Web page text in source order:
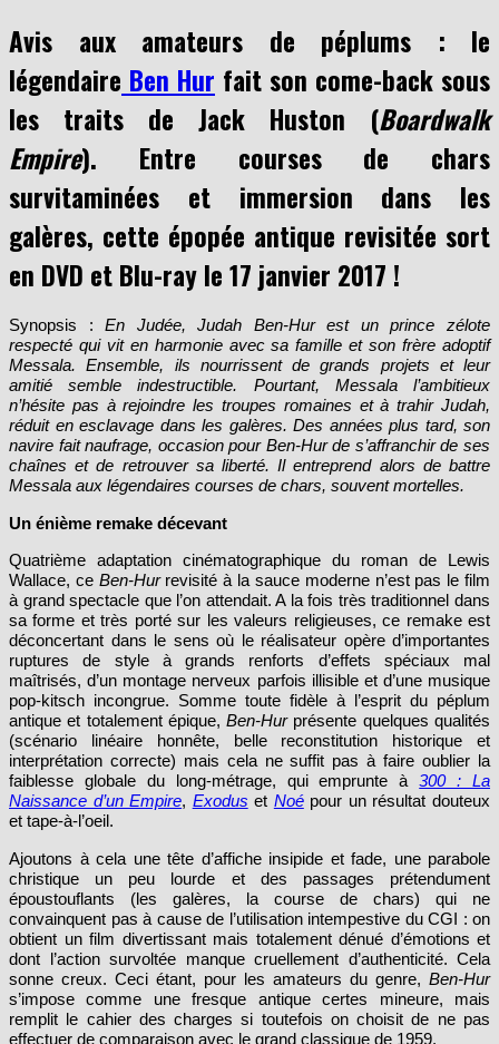
Avis aux amateurs de péplums : le
légendaire Ben Hur fait son come-back sous
les traits de Jack Huston (Boardwalk
Empire). Entre courses de chars
survitaminées et immersion dans les
galères, cette épopée antique revisitée sort
en DVD et Blu-ray le 17 janvier 2017 !
Synopsis :En Judée, Judah Ben-Hur est un prince zélote
respecté qui vit en harmonie avec sa famille et son frère adoptif
Messala. Ensemble, ils nourrissent de grands projets et leur
amitié semble indestructible. Pourtant, Messala l’ambitieux
n’hésite pas à rejoindre les troupes romaines et à trahir Judah,
réduit en esclavage dans les galères. Des années plus tard, son
navire fait naufrage, occasion pour Ben-Hur de s’affranchir de ses
chaînes et de retrouver sa liberté. Il entreprend alors de battre
Messala aux légendaires courses de chars, souvent mortelles.
Un énième remake décevant
Quatrième adaptation cinématographique du roman de Lewis
Wallace, ceBen-Hurrevisité à la sauce moderne n’est pas le film
à grand spectacle que l’on attendait. A la fois très traditionnel dans
sa forme et très porté sur les valeurs religieuses, ce remake est
déconcertant dans le sens où le réalisateur opère d’importantes
ruptures de style à grands renforts d’effets spéciaux mal
maîtrisés, d’un montage nerveux parfois illisible et d’une musique
pop-kitsch incongrue. Somme toute fidèle à l’esprit du péplum
antique et totalement épique,Ben-Hur présente quelques qualités
(scénario linéaire honnête, belle reconstitution historique et
interprétation correcte) mais cela ne suffit pas à faire oublier la
faiblesse globale du long-métrage, qui emprunte à300 : La
Naissance d’un Empire, Exodus et Noépour un résultat douteux
et tape-à-l’oeil.
Ajoutons à cela une tête d’affiche insipide et fade, une parabole
christique un peu lourde et des passages prétendument
époustouflants (les galères, la course de chars) qui ne
convainquent pas à cause de l’utilisation intempestive du CGI : on
obtient un film divertissant mais totalement dénué d’émotions et
dont l’action survoltée manque cruellement d’authenticité. Cela
sonne creux. Ceci étant, pour les amateurs du genre, Ben-Hur
s’impose comme une fresque antique certes mineure, mais
remplit le cahier des charges si toutefois on choisit de ne pas
effectuer de comparaison avec le grand classique de 1959.